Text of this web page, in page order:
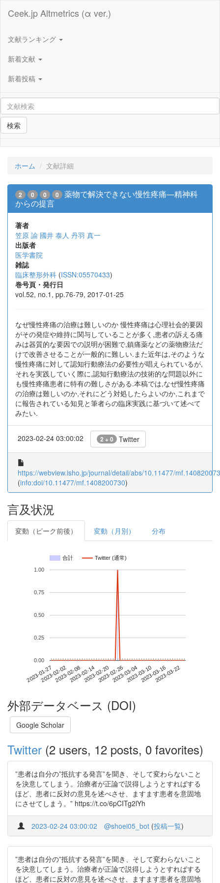
Ceek.jp Altmetrics (α ver.)
文献ランキング
新着文献
新着投稿
検索
ホーム 文献詳細
2 0 0 0
薬物で解決できない慢性疼痛—精神科
からの提言
著者
笠原 諭 國井 泰人 丹羽 真一
出版者
医学書院
雑誌
臨床整形外科 (ISSN:05570433)
巻号頁・発行日
vol.52, no.1, pp.76-79, 2017-01-25
なぜ慢性疼痛の治療は難しいのか 慢性疼痛は心理社会的要因
がその発症や維持に関与していることが多く,患者の訴える痛
みは器質的な要因での説明が困難で,鎮痛薬などの薬物療法だ
けで改善させることが一般的に難しい.また近年は,そのような
慢性疼痛に対して認知行動療法の必要性が唱えられているが,
それを実践していく際に,認知行動療法の技術的な問題以外に
も慢性疼痛患者に特有の難しさがある.本稿では,なぜ慢性疼痛
の治療は難しいのか,それにどう対処したらよいのか,これまで
に報告されている知見と筆者らの臨床実践に基づいて述べて
みたい.
2023-02-24 03:00:02 2 + 0 Twitter
https://webview.isho.jp/journal/detail/abs/10.11477/
(info:doi/10.11477/mf.1408200730)
言及状況
変動（ピーク前後） 変動（月別） 分布
合計 Twitter (通常)
2023-01-272023-02-022023-02-082023-02-142023-02-202023-02-262023-03-042023-03-102023-03-162023-03-22
0.00
0.25
0.50
0.75
1.00
外部データベース (DOI)
Google Scholar
Twitter (2 users, 12 posts, 0 favorites)
”患者は自分の”抵抗する発言”を聞き、そして変わらないこと
を決意してしまう。治療者が正論で説得しようとすればする
ほど、患者に反対の意見を述べさせ、ますます患者を意固地
にさせてしまう。” https://t.co/6pCITg2lYh
2023-02-24 03:00:02 @shoei05_bot (投稿一覧)
”患者は自分の”抵抗する発言”を聞き、そして変わらないこと
を決意してしまう。治療者が正論で説得しようとすればする
ほど、患者に反対の意見を述べさせ、ますます患者を意固地